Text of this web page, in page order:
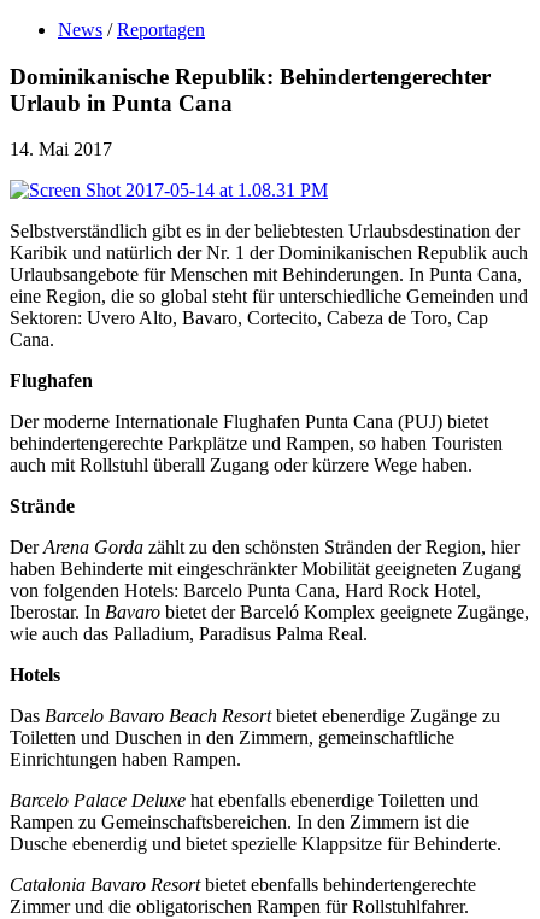
News / Reportagen
Dominikanische Republik: Behindertengerechter
Urlaub in Punta Cana
14. Mai 2017
Selbstverständlich gibt es in der beliebtesten Urlaubsdestination der
Karibik und natürlich der Nr. 1 der Dominikanischen Republik auch
Urlaubsangebote für Menschen mit Behinderungen. In Punta Cana,
eine Region, die so global steht für unterschiedliche Gemeinden und
Sektoren: Uvero Alto, Bavaro, Cortecito, Cabeza de Toro, Cap
Cana.
Flughafen
Der moderne Internationale Flughafen Punta Cana (PUJ) bietet
behindertengerechte Parkplätze und Rampen, so haben Touristen
auch mit Rollstuhl überall Zugang oder kürzere Wege haben.
Strände
DerArena Gorda zählt zu den schönsten Stränden der Region, hier
haben Behinderte mit eingeschränkter Mobilität geeigneten Zugang
von folgenden Hotels: Barcelo Punta Cana, Hard Rock Hotel,
Iberostar. In Bavaro bietet der Barceló Komplex geeignete Zugänge,
wie auch das Palladium, Paradisus Palma Real.
Hotels
Das Barcelo Bavaro Beach Resortbietet ebenerdige Zugänge zu
Toiletten und Duschen in den Zimmern, gemeinschaftliche
Einrichtungen haben Rampen.
Barcelo Palace Deluxe hat ebenfalls ebenerdige Toiletten und
Rampen zu Gemeinschaftsbereichen. In den Zimmern ist die
Dusche ebenerdig und bietet spezielle Klappsitze für Behinderte.
Catalonia Bavaro Resortbietet ebenfalls behindertengerechte
Zimmer und die obligatorischen Rampen für Rollstuhlfahrer.